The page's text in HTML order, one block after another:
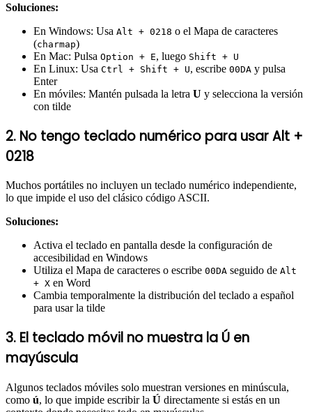
Soluciones:
En Windows: Usa Alt + 0218 o el Mapa de caracteres
(charmap)
En Mac: Pulsa Option + E, luego Shift + U
En Linux: Usa Ctrl + Shift + U, escribe 00DA y pulsa
Enter
En móviles: Mantén pulsada la letra U y selecciona la versión
con tilde
2. No tengo teclado numérico para usar Alt +
0218
Muchos portátiles no incluyen un teclado numérico independiente,
lo que impide el uso del clásico código ASCII.
Soluciones:
Activa el teclado en pantalla desde la configuración de
accesibilidad en Windows
Utiliza el Mapa de caracteres o escribe 00DA seguido de Alt
+ X en Word
Cambia temporalmente la distribución del teclado a español
para usar la tilde
3. El teclado móvil no muestra la Ú en
mayúscula
Algunos teclados móviles solo muestran versiones en minúscula,
como ú, lo que impide escribir la Ú directamente si estás en un